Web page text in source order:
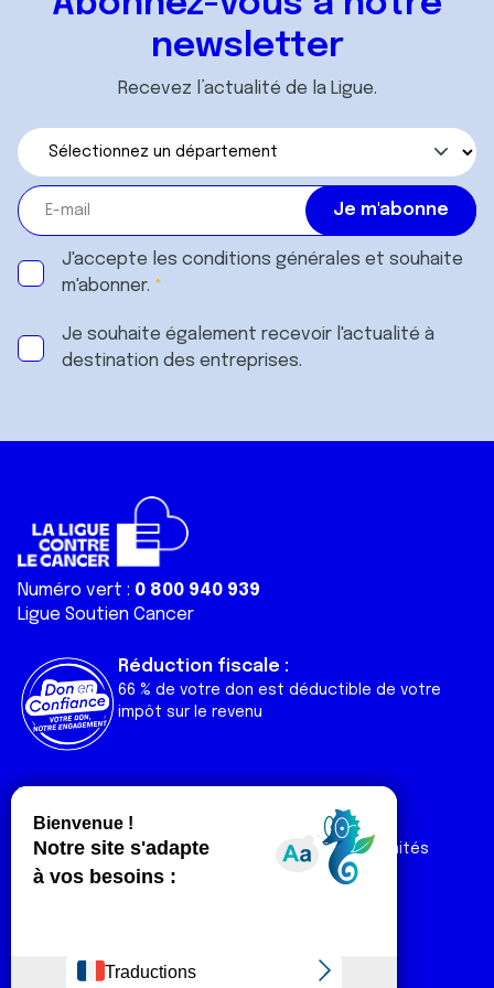
services.
newsletter
Recevez l’actualité de la Ligue.
J'accepte les conditions générales et souhaite
m'abonner.
Je souhaite également recevoir l'actualité à
destination des entreprises.
Numéro vert : 0 800 940 939
Ligue Soutien Cancer
Réduction fiscale :
66 % de votre don est déductible de votre
impôt sur le revenu
Liens utiles
Nos actualités
Nos publications
Contact
Espace Ligue & comités
Espace chercheur